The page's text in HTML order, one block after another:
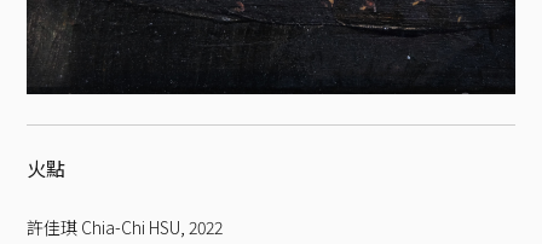
火點
許佳琪 Chia-Chi HSU, 2022